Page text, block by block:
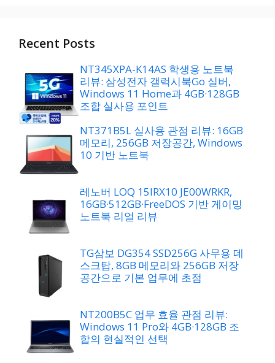
Recent Posts
NT345XPA-K14AS 학생용 노트북
리뷰: 삼성전자 갤럭시북Go 실버,
Windows 11 Home과 4GB·128GB
조합 실사용 포인트
NT371B5L 실사용 관점 리뷰: 16GB
메모리, 256GB 저장공간, Windows
10 기반 노트북
레노버 LOQ 15IRX10 JE00WRKR,
16GB·512GB·FreeDOS 기반 게이밍
노트북 리얼 리뷰
TG삼보 DG354 SSD256G 사무용 데
스크탑, 8GB 메모리와 256GB 저장
공간으로 기본 업무에 초점
NT200B5C 업무 효율 관점 리뷰:
Windows 11 Pro와 4GB·128GB 조
합의 현실적인 선택